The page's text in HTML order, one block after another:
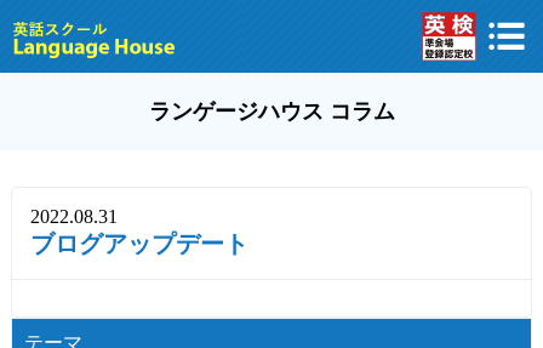
ランゲージハウス コラム
2022.08.31
ブログアップデート
テーマ